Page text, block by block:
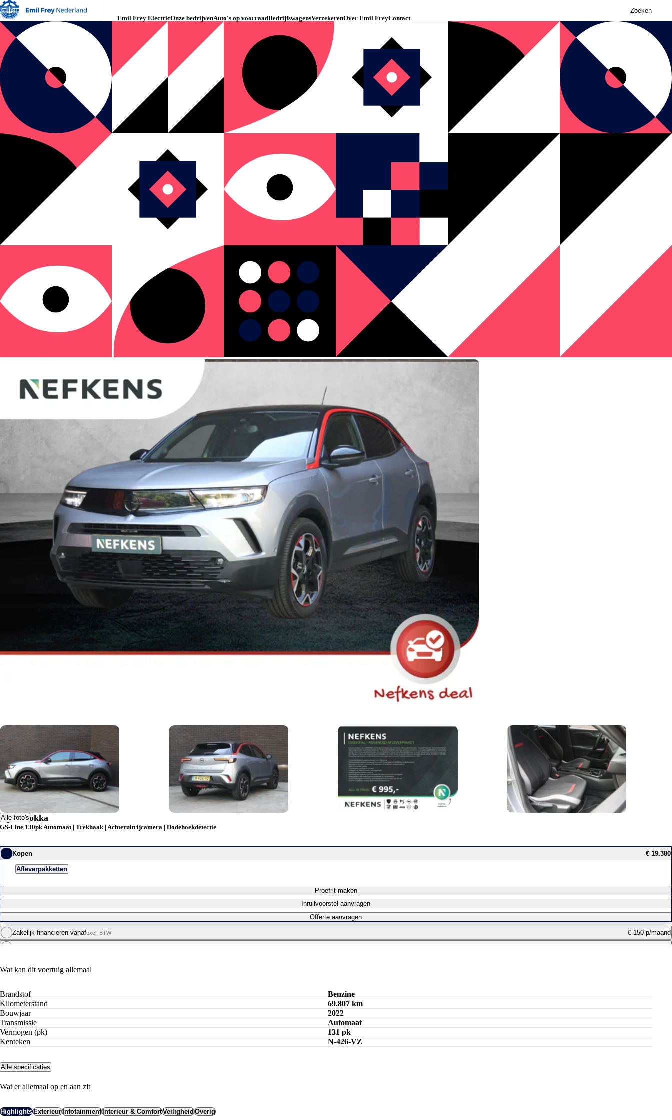
Emil Frey ElectricOnze bedrijvenAuto's op voorraadBedrijfswagensVerzekerenOver Emil FreyContact
Zoeken
Alle foto's
Opel Mokka
GS-Line 130pk Automaat | Trekhaak | Achteruitrijcamera | Dodehoekdetectie
Kopen € 19.380
Afleverpakketten
Proefrit maken
Inruilvoorstel aanvragen
Offerte aanvragen
Zakelijk financieren vanafexcl. BTW
€ 150 p/maand
Wat kan dit voertuig allemaal
Brandstof
Benzine
Kilometerstand
69.807 km
Bouwjaar
2022
Transmissie
Automaat
Vermogen (pk)
131 pk
Kenteken
N-426-VZ
Alle specificaties
Wat er allemaal op en aan zit
HighlightsExterieurInfotainmentInterieur & ComfortVeiligheidOverig